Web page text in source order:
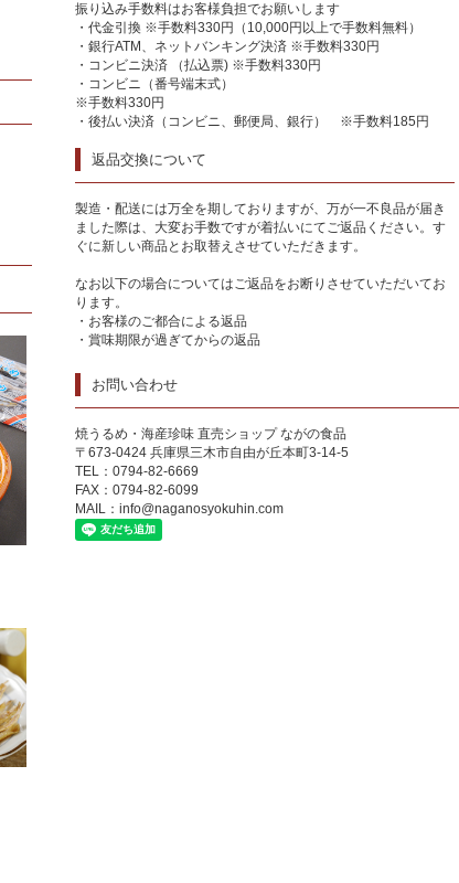
振り込み手数料はお客様負担でお願いします
・代金引換 ※手数料330円（10,000円以上で手数料無料）
・銀行ATM、ネットバンキング決済 ※手数料330円
・コンビニ決済 （払込票) ※手数料330円
・コンビニ（番号端末式）
※手数料330円
・後払い決済（コンビニ、郵便局、銀行） ※手数料185円
返品交換について
製造・配送には万全を期しておりますが、万が一不良品が届き
ました際は、大変お手数ですが着払いにてご返品ください。す
ぐに新しい商品とお取替えさせていただきます。
なお以下の場合についてはご返品をお断りさせていただいてお
ります。
・お客様のご都合による返品
・賞味期限が過ぎてからの返品
お問い合わせ
焼うるめ・海産珍味 直売ショップ ながの食品
〒673-0424 兵庫県三木市自由が丘本町3-14-5
TEL：0794-82-6669
FAX：0794-82-6099
MAIL： info@naganosyokuhin.com